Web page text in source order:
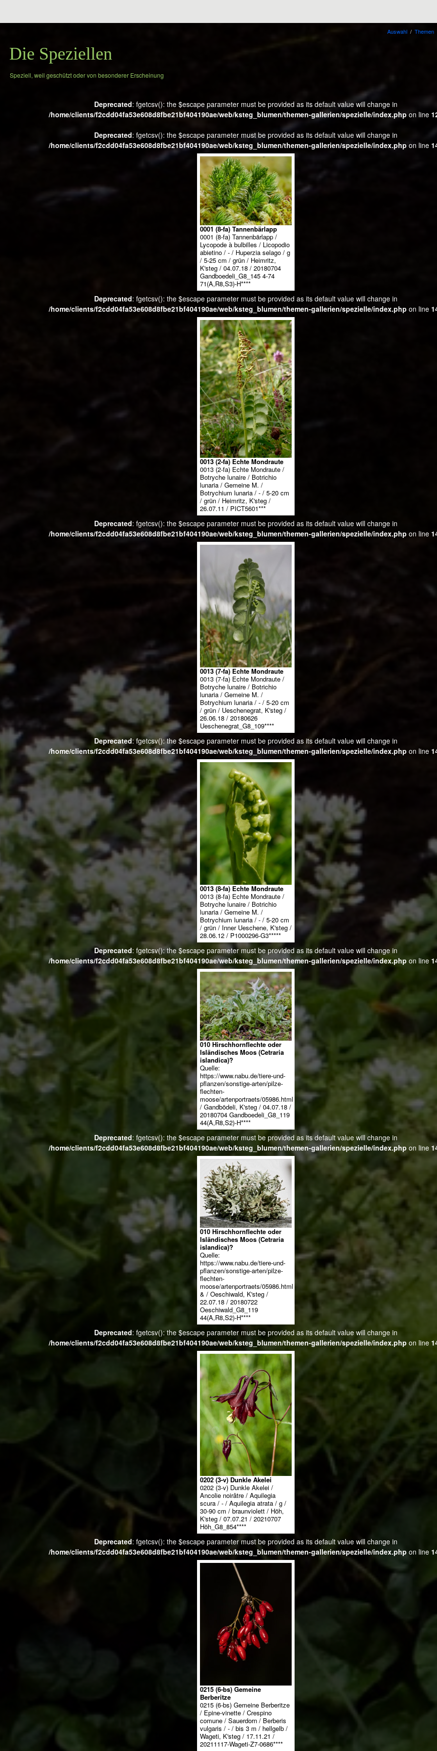
Auswahl / Themen
Die Speziellen
Speziell, weil geschützt oder von besonderer Erscheinung
Deprecated: fgetcsv(): the $escape parameter must be provided as its default value will change in
/home/clients/f2cdd04fa53e608d8fbe21bf404190ae/web/ksteg_blumen/themen-gallerien/spezielle/index.php on line
Deprecated: fgetcsv(): the $escape parameter must be provided as its default value will change in
/home/clients/f2cdd04fa53e608d8fbe21bf404190ae/web/ksteg_blumen/themen-gallerien/spezielle/index.php on line
0001 (8-fa) Tannenbärlapp
0001 (8-fa) Tannenbärlapp /
Lycopode à bulbilles / Licopodio
abietino / - / Huperzia selago / g
/ 5-25 cm / grün / Heimritz,
K'steg / 04.07.18 / 20180704
Gandboedeli_G8_145 4-74
71(A,R8,S3)-H****
Deprecated: fgetcsv(): the $escape parameter must be provided as its default value will change in
/home/clients/f2cdd04fa53e608d8fbe21bf404190ae/web/ksteg_blumen/themen-gallerien/spezielle/index.php on line
0013 (2-fa) Echte Mondraute
0013 (2-fa) Echte Mondraute /
Botryche lunaire / Botrichio
lunaria / Gemeine M. /
Botrychium lunaria / - / 5-20 cm
/ grün / Heimritz, K'steg /
26.07.11 / PICT5601***
Deprecated: fgetcsv(): the $escape parameter must be provided as its default value will change in
/home/clients/f2cdd04fa53e608d8fbe21bf404190ae/web/ksteg_blumen/themen-gallerien/spezielle/index.php on line
0013 (7-fa) Echte Mondraute
0013 (7-fa) Echte Mondraute /
Botryche lunaire / Botrichio
lunaria / Gemeine M. /
Botrychium lunaria / - / 5-20 cm
/ grün / Ueschenegrat, K'steg /
26.06.18 / 20180626
Ueschenegrat_G8_109****
Deprecated: fgetcsv(): the $escape parameter must be provided as its default value will change in
/home/clients/f2cdd04fa53e608d8fbe21bf404190ae/web/ksteg_blumen/themen-gallerien/spezielle/index.php on line
0013 (8-fa) Echte Mondraute
0013 (8-fa) Echte Mondraute /
Botryche lunaire / Botrichio
lunaria / Gemeine M. /
Botrychium lunaria / - / 5-20 cm
/ grün / Inner Ueschene, K'steg /
28.06.12 / P1000296-G3*****
Deprecated: fgetcsv(): the $escape parameter must be provided as its default value will change in
/home/clients/f2cdd04fa53e608d8fbe21bf404190ae/web/ksteg_blumen/themen-gallerien/spezielle/index.php on line
010 Hirschhornflechte oder
Isländisches Moos (Cetraria
islandica)?
Quelle:
https://www.nabu.de/tiere-und-
pflanzen/sonstige-arten/pilze-
flechten-
moose/artenportraets/05986.html
/ Gandbödeli, K'steg / 04.07.18 /
20180704 Gandboedeli_G8_119
44(A,R8,S2)-H****
Deprecated: fgetcsv(): the $escape parameter must be provided as its default value will change in
/home/clients/f2cdd04fa53e608d8fbe21bf404190ae/web/ksteg_blumen/themen-gallerien/spezielle/index.php on line
010 Hirschhornflechte oder
Isländisches Moos (Cetraria
islandica)?
Quelle:
https://www.nabu.de/tiere-und-
pflanzen/sonstige-arten/pilze-
flechten-
moose/artenportraets/05986.html
& / Oeschiwald, K'steg /
22.07.18 / 20180722
Oeschiwald_G8_119
44(A,R8,S2)-H****
Deprecated: fgetcsv(): the $escape parameter must be provided as its default value will change in
/home/clients/f2cdd04fa53e608d8fbe21bf404190ae/web/ksteg_blumen/themen-gallerien/spezielle/index.php on line
0202 (3-v) Dunkle Akelei
0202 (3-v) Dunkle Akelei /
Ancolie noirâtre / Aquilegia
scura / - / Aquilegia atrata / g /
30-90 cm / braunviolett / Höh,
K'steg / 07.07.21 / 20210707
Höh_G8_854****
Deprecated: fgetcsv(): the $escape parameter must be provided as its default value will change in
/home/clients/f2cdd04fa53e608d8fbe21bf404190ae/web/ksteg_blumen/themen-gallerien/spezielle/index.php on line
0215 (6-bs) Gemeine
Berberitze
0215 (6-bs) Gemeine Berberitze
/ Epine-vinette / Crespino
comune / Sauerdorn / Berberis
vulgaris / - / bis 3 m / hellgelb /
Wageti, K'steg / 17.11.21 /
20211117-Wageti-Z7-0686****